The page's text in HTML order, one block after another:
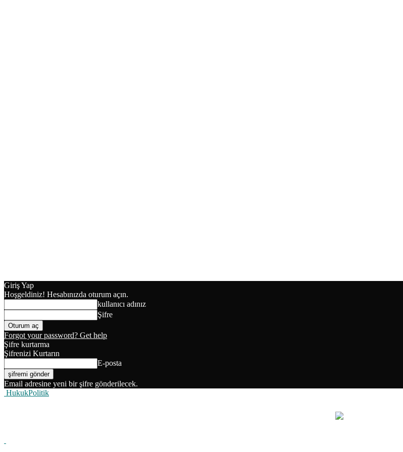
Giriş Yap
Hoşgeldiniz! Hesabınızda oturum açın.
kullanıcı adınız
Şifre
Forgot your password? Get help
Şifre kurtarma
Şifrenizi Kurtarın
E-posta
Email adresine yeni bir şifre gönderilecek.
HukukPolitik